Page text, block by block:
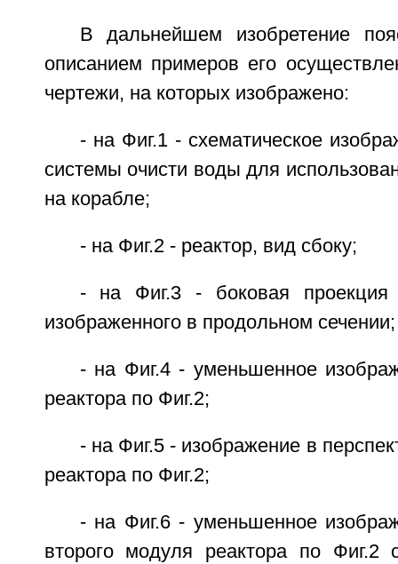
В дальнейшем изобретение
описанием примеров его
чертежи, на которых изображено:
- на Фиг.1 - схематическое
системы очисти воды для
на корабле;
- на Фиг.2 - реактор, вид сбоку;
- на Фиг.3 - боковая проекция
изображенного в продольном сечении;
- на Фиг.4 - уменьшенное
реактора по Фиг.2;
- на Фиг.5 - изображение в
реактора по Фиг.2;
- на Фиг.6 - уменьшенное
второго модуля реактора по Фиг.2